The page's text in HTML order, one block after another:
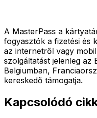
A MasterPass a
fogyasztók a fizetési és
az internetről vagy
szolgáltatást jelenleg az
Belgiumban,
kereskedő támogatja.
Kapcsolódó